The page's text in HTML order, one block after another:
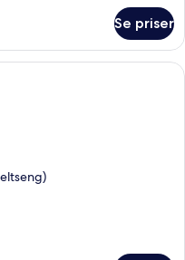
Se priser
hotelværelse med en stor seng,